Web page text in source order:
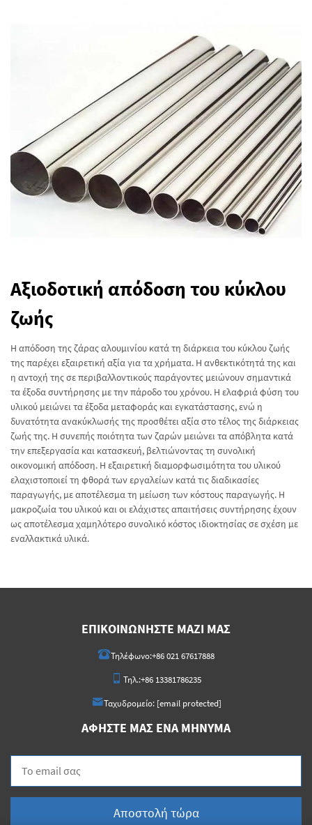
Αξιοδοτική απόδοση του κύκλου
ζωής
Η απόδοση της ζάρας αλουμινίου κατά τη διάρκεια του κύκλου ζωής
της παρέχει εξαιρετική αξία για τα χρήματα. Η ανθεκτικότητά της και
η αντοχή της σε περιβαλλοντικούς παράγοντες μειώνουν σημαντικά
τα έξοδα συντήρησης με την πάροδο του χρόνου. Η ελαφριά φύση του
υλικού μειώνει τα έξοδα μεταφοράς και εγκατάστασης, ενώ η
δυνατότητα ανακύκλωσής της προσθέτει αξία στο τέλος της διάρκειας
ζωής της. Η συνεπής ποιότητα των ζαρών μειώνει τα απόβλητα κατά
την επεξεργασία και κατασκευή, βελτιώνοντας τη συνολική
οικονομική απόδοση. Η εξαιρετική διαμορφωσιμότητα του υλικού
ελαχιστοποιεί τη φθορά των εργαλείων κατά τις διαδικασίες
παραγωγής, με αποτέλεσμα τη μείωση των κόστους παραγωγής. Η
μακροζωία του υλικού και οι ελάχιστες απαιτήσεις συντήρησης έχουν
ως αποτέλεσμα χαμηλότερο συνολικό κόστος ιδιοκτησίας σε σχέση με
εναλλακτικά υλικά.
ΕΠΙΚΟΙΝΩΝΉΣΤΕ ΜΑΖΊ ΜΑΣ
Τηλέφωνο:+86 021 67617888
Τηλ.:+86 13381786235
Ταχυδρομείο: [email protected]
ΑΦΉΣΤΕ ΜΑΣ ΈΝΑ ΜΉΝΥΜΑ
Αποστολή τώρα